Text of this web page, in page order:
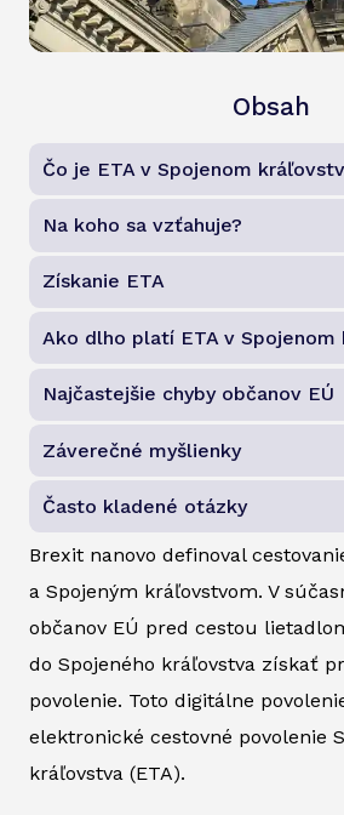
Obsah
Čo je ETA v Spojenom
Na koho sa vzťahuje?
Získanie ETA
Ako dlho platí ETA v Spojenom
Najčastejšie chyby občanov EÚ
Záverečné myšlienky
Často kladené otázky
Brexit nanovo definoval
a Spojeným kráľovstvom. V
občanov EÚ pred cestou
do Spojeného kráľovstva získať
povolenie. Toto digitálne
elektronické cestovné povolenie
kráľovstva (ETA).